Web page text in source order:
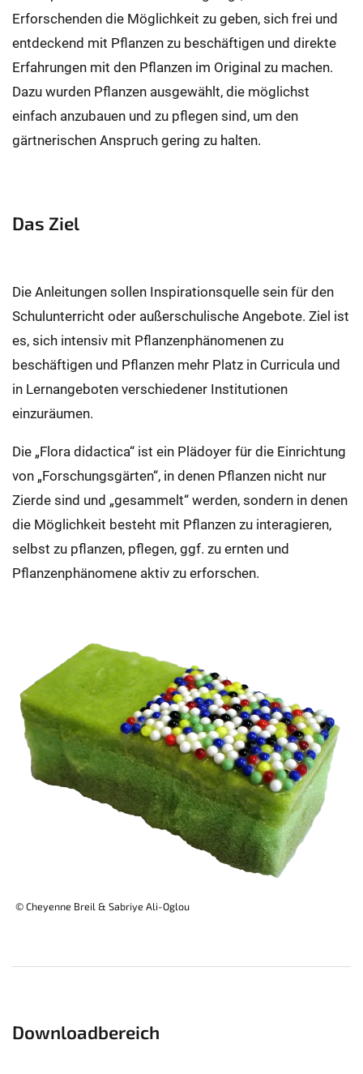
Erforschenden die Möglichkeit zu geben, sich frei und
entdeckend mit Pflanzen zu beschäftigen und direkte
Erfahrungen mit den Pflanzen im Original zu machen.
Dazu wurden Pflanzen ausgewählt, die möglichst
einfach anzubauen und zu pflegen sind, um den
gärtnerischen Anspruch gering zu halten.
Das Ziel
Die Anleitungen sollen Inspirationsquelle sein für den
Schulunterricht oder außerschulische Angebote. Ziel ist
es, sich intensiv mit Pflanzenphänomenen zu
beschäftigen und Pflanzen mehr Platz in Curricula und
in Lernangeboten verschiedener Institutionen
einzuräumen.
Die „Flora didactica“ ist ein Plädoyer für die Einrichtung
von „Forschungsgärten“, in denen Pflanzen nicht nur
Zierde sind und „gesammelt“ werden, sondern in denen
die Möglichkeit besteht mit Pflanzen zu interagieren,
selbst zu pflanzen, pflegen, ggf. zu ernten und
Pflanzenphänomene aktiv zu erforschen.
© Cheyenne Breil & Sabriye Ali-Oglou
Downloadbereich